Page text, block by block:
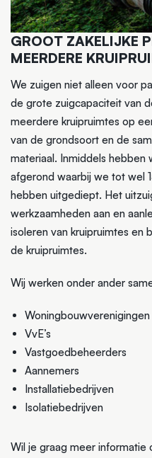
GROOT ZAKELIJKE
MEERDERE
We zuigen niet alleen voor
de grote zuigcapaciteit van
meerdere kruipruimtes op
van de grondsoort en de
materiaal. Inmiddels
afgerond waarbij we tot wel
hebben uitgediept. Het
werkzaamheden aan en
isoleren van kruipruimtes en
de kruipruimtes.
Wij werken onder ander
Woningbouwverenigingen
VvE’s
Vastgoedbeheerders
Aannemers
Installatiebedrijven
Isolatiebedrijven
Wil je graag meer informatie